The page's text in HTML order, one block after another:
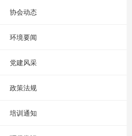
协会动态
环境要闻
党建风采
政策法规
培训通知